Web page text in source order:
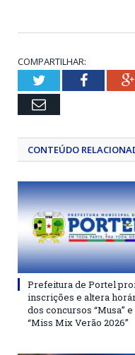
COMPARTILHAR:
TwitterFacebook
Email
CONTEÚDO
Prefeitura de Portel
inscrições e altera
dos concursos “Musa” e
“Miss Mix Verão 2026”